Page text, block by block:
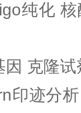
纯化
因 克隆
印迹分